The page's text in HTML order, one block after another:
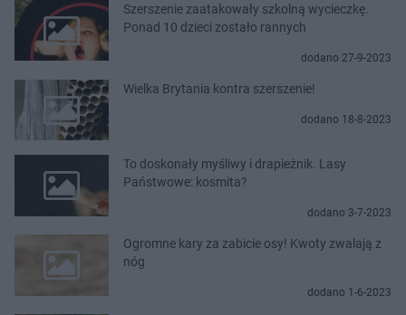
Szerszenie zaatakowały szkolną wycieczkę.
Ponad 10 dzieci zostało rannych
dodano 27-9-2023
Wielka Brytania kontra szerszenie!
dodano 18-8-2023
To doskonały myśliwy i drapieżnik. Lasy
Państwowe: kosmita?
dodano 3-7-2023
Ogromne kary za zabicie osy! Kwoty zwalają z
nóg
dodano 1-6-2023